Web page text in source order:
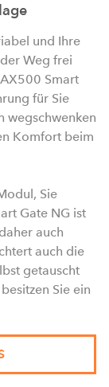
und Ihre
Weg frei
Smart
für Sie
wegschwenken
Komfort beim
Sie
Gate NG ist
auch
auch die
getauscht
Sie ein